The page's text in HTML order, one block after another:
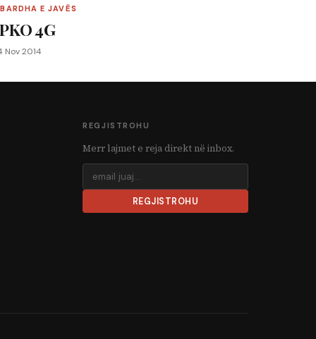
E JAVËS
4G
Nov 2014
REGJISTROHU
Merr lajmet e reja direkt në inbox.
REGJISTROHU